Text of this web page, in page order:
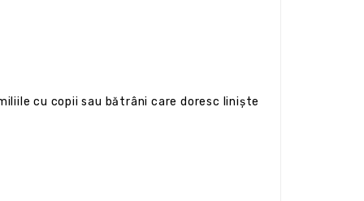
cu copii sau bătrâni care doresc liniște